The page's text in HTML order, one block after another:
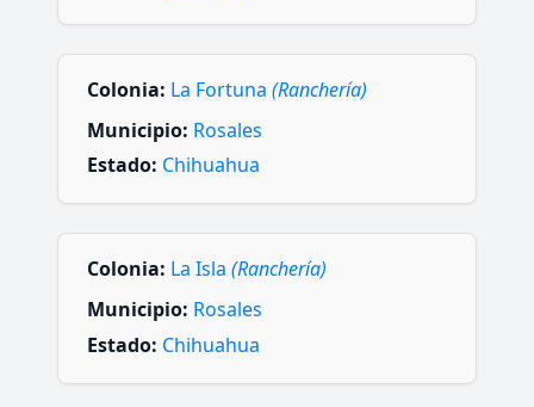
Colonia: La Fortuna (Ranchería)
Municipio: Rosales
Estado: Chihuahua
Colonia: La Isla (Ranchería)
Municipio: Rosales
Estado: Chihuahua